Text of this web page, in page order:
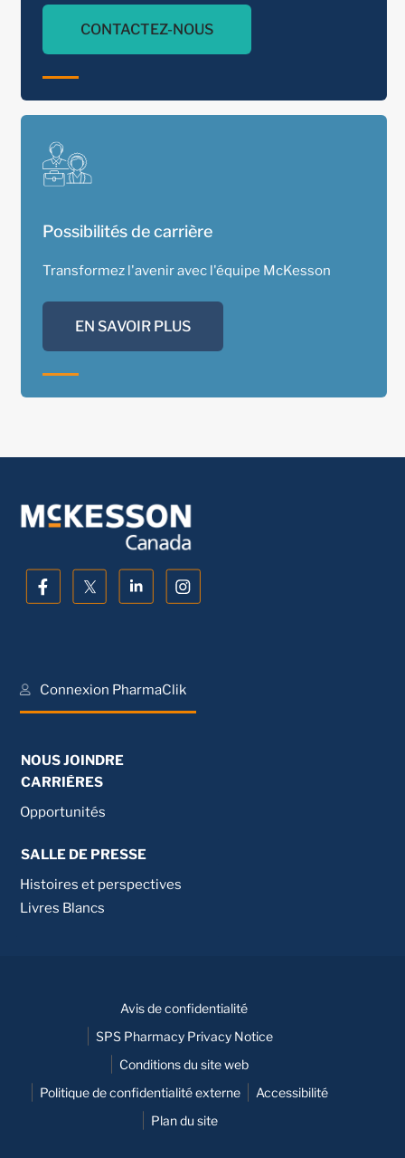
CONTACTEZ-NOUS
Possibilités de carrière
Transformez l'avenir avec l'équipe McKesson
EN SAVOIR PLUS
Connexion PharmaClik
NOUS JOINDRE
CARRIÈRES
Opportunités
SALLE DE PRESSE
Histoires et perspectives
Livres Blancs
Avis de confidentialité
SPS Pharmacy Privacy Notice
Conditions du site web
Politique de confidentialité externe
Accessibilité
Plan du site